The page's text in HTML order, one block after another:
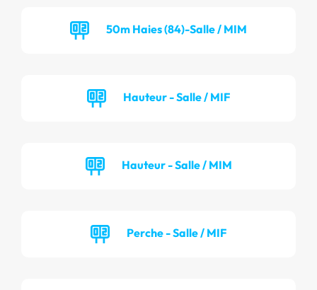
50m Haies (84)-Salle / MIM
Hauteur - Salle / MIF
Hauteur - Salle / MIM
Perche - Salle / MIF